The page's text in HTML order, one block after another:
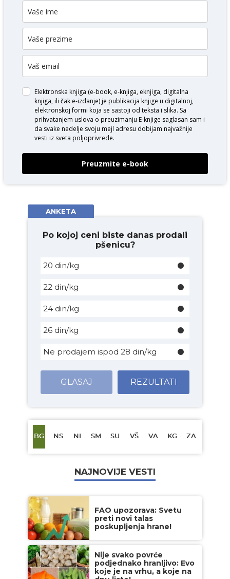
Elektronska knjiga (e-book, e-knjiga, eknjiga, digitalna
knjiga, ili čak e-izdanje) je publikacija knjige u digitalnoj,
elektronskoj formi koja se sastoji od teksta i slika. Sa
prihvatanjem uslova o preuzimanju E-knjige saglasan sam i
da svake nedelje svoju mejl adresu dobijam najvažnije
vesti iz sveta poljoprivrede.
Preuzmite e-book
ANKETA
Po kojoj ceni biste danas prodali
pšenicu?
20 din/kg
22 din/kg
24 din/kg
26 din/kg
Ne prodajem ispod 28 din/kg
GLASAJ REZULTATI
BG NS NI SM SU VŠ VA KG ZA
NAJNOVIJE VESTI
FAO upozorava: Svetu
preti novi talas
poskupljenja hrane!
Nije svako povrće
podjednako hranljivo: Evo
koje je na vrhu, a koje na